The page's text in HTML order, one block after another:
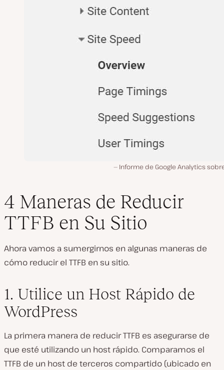
Informe de Google Analytics sobre
4 Maneras de Reducir
TTFB en Su Sitio
Ahora vamos a sumergirnos en algunas maneras de
cómo reducir el TTFB en su sitio.
1. Utilice un Host Rápido de
WordPress
La primera manera de reducir TTFB es asegurarse de
que esté utilizando un host rápido. Comparamos el
TTFB de un host de terceros compartido (ubicado en